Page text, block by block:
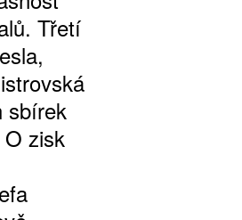
Třetí
sbírek
zisk